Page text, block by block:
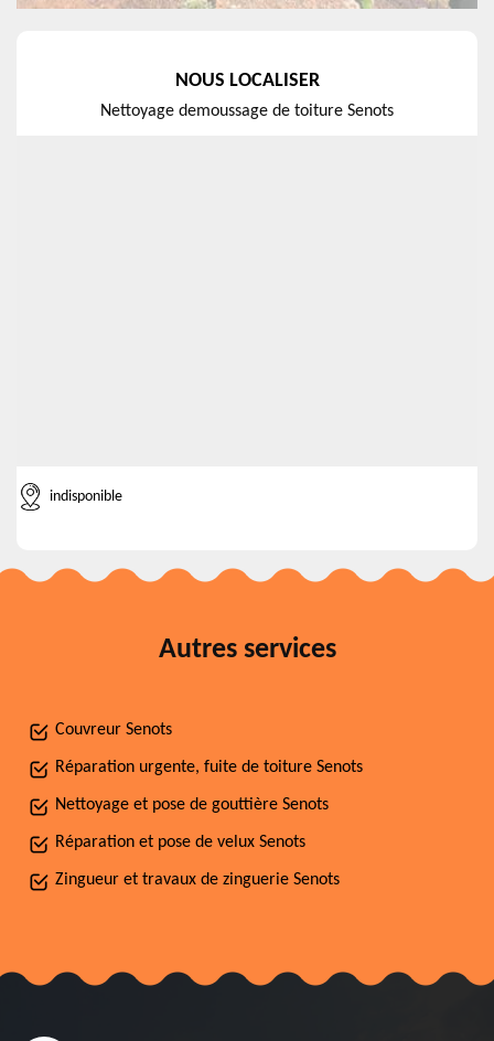
NOUS LOCALISER
Nettoyage demoussage de toiture Senots
indisponible
Autres services
Couvreur Senots
Réparation urgente, fuite de toiture Senots
Nettoyage et pose de gouttière Senots
Réparation et pose de velux Senots
Zingueur et travaux de zinguerie Senots